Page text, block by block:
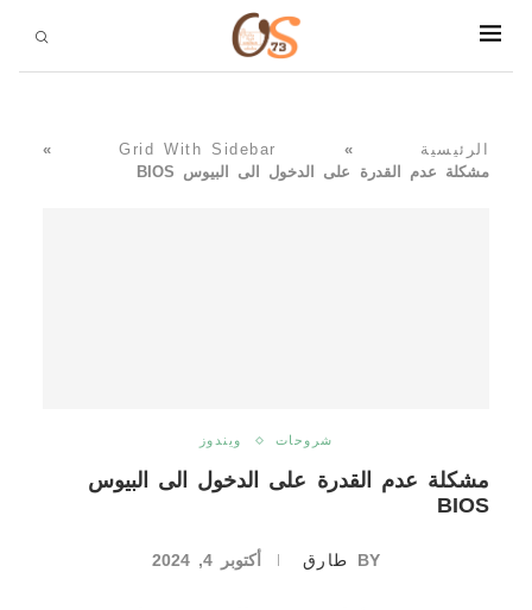
الرئيسية »
Grid With Sidebar
»
مشكلة عدم القدرة على الدخول الى البيوس BIOS
شروحات ويندوز
مشكلة عدم القدرة على الدخول الى البيوس
BIOS
BY طارق أكتوبر 4, 2024